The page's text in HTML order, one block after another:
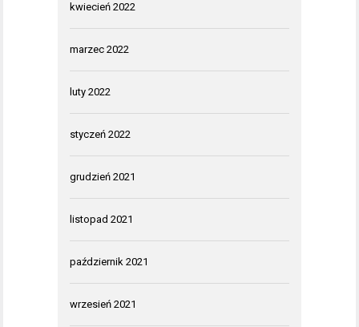
kwiecień 2022
marzec 2022
luty 2022
styczeń 2022
grudzień 2021
listopad 2021
październik 2021
wrzesień 2021